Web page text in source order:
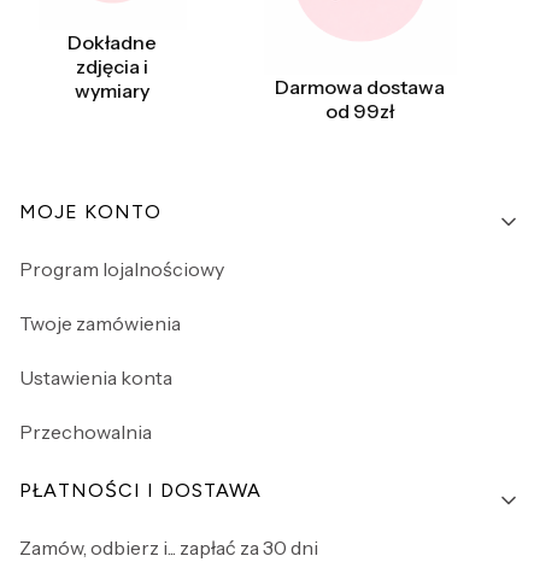
Dokładne
zdjęcia i
wymiary
Darmowa dostawa
od 99zł
Linki w stopce
MOJE KONTO
Program lojalnościowy
Twoje zamówienia
Ustawienia konta
Przechowalnia
PŁATNOŚCI I DOSTAWA
Zamów, odbierz i... zapłać za 30 dni